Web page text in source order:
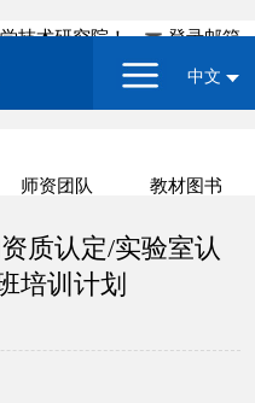
技术研究院！
登录邮箱
中文
师资团队 教材图书
质认定/实验室认
培训计划